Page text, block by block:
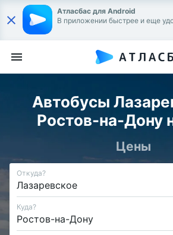
Атласбас для Android
В приложении быстрее и еще
Автобусы
Ростов-на-Дону
Цены
Откуда?
Куда?